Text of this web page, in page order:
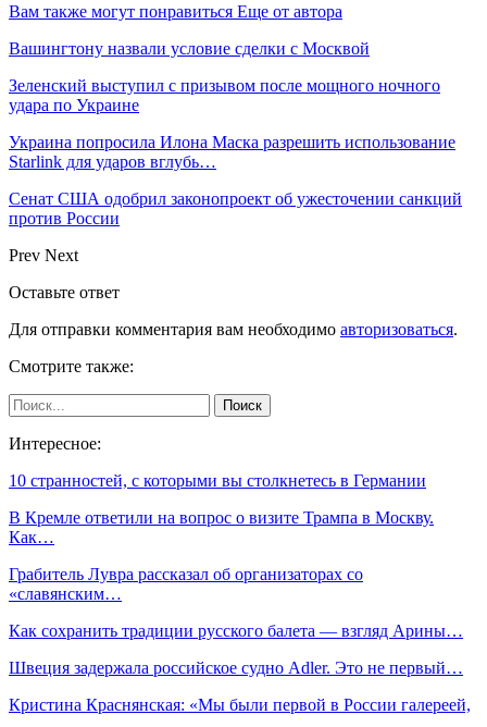
Вам также могут понравиться Еще от автора
Вашингтону назвали условие сделки с Москвой
Зеленский выступил с призывом после мощного ночного
удара по Украине
Украина попросила Илона Маска разрешить использование
Starlink для ударов вглубь…
Сенат США одобрил законопроект об ужесточении санкций
против России
Prev Next
Оставьте ответ
Для отправки комментария вам необходимо авторизоваться.
Смотрите также:
Интересное:
10 странностей, с которыми вы столкнетесь в Германии
В Кремле ответили на вопрос о визите Трампа в Москву.
Как…
Грабитель Лувра рассказал об организаторах со
«славянским…
Как сохранить традиции русского балета — взгляд Арины…
Швеция задержала российское судно Adler. Это не первый…
Кристина Краснянская: «Мы были первой в России галереей,